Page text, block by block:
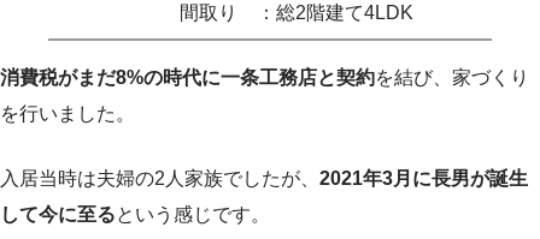
間取り ：総2階建て4LDK
消費税がまだ8%の時代に一条工務店と契約を結び、家づくり
を行いました。
入居当時は夫婦の2人家族でしたが、 2021年3月に長男が誕生
して今に至るという感じです。